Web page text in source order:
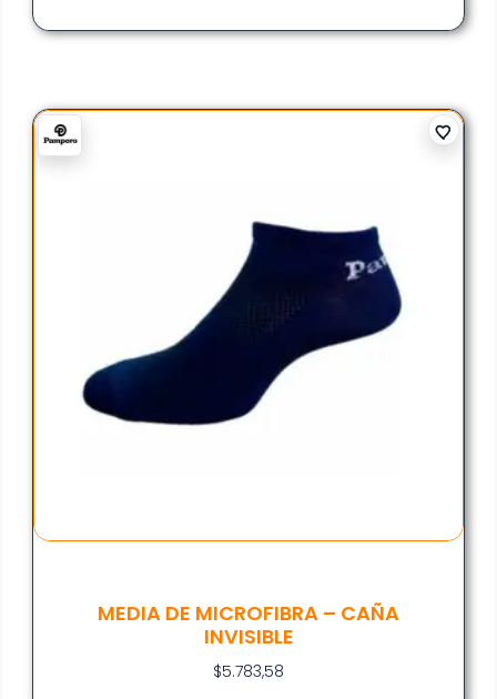
MEDIA DE MICROFIBRA – CAÑA
INVISIBLE
$5.783,58